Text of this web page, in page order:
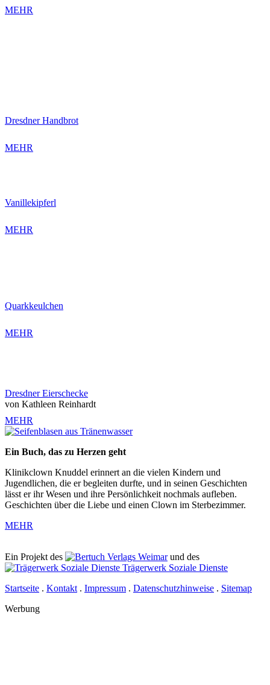
MEHR
Dresdner Handbrot
MEHR
Vanillekipferl
MEHR
Quarkkeulchen
MEHR
Dresdner Eierschecke
von Kathleen Reinhardt
MEHR
Ein Buch, das zu Herzen geht
Klinikclown Knuddel erinnert an die vielen Kindern und
Jugendlichen, die er begleiten durfte, und in seinen Geschichten
lässt er ihr Wesen und ihre Persönlichkeit nochmals aufleben.
Geschichten über die Liebe und einen Clown im Sterbezimmer.
MEHR
Ein Projekt des Verlags Weimarund des
Trägerwerk Soziale Dienste
Startseite . Kontakt . Impressum . Datenschutzhinweise . Sitemap
Werbung